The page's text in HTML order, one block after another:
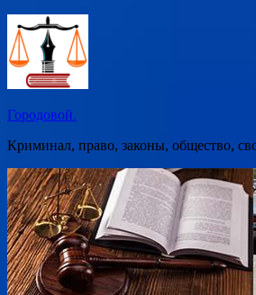
Перейти
содержимому
Городовой.
Криминал, право, законы, общество,